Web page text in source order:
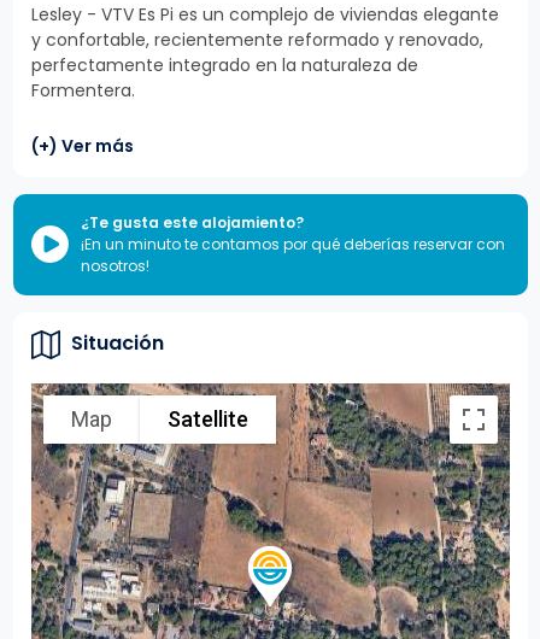
Lesley - VTV Es Pi es un complejo de viviendas elegante
y confortable, recientemente reformado y renovado,
perfectamente integrado en la naturaleza de
Formentera.
(+) Ver más
¿Te gusta este alojamiento?
¡En un minuto te contamos por qué deberías reservar con
nosotros!
Situación
Map Satellite